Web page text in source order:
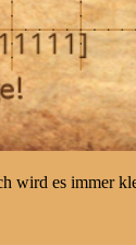
wird es immer